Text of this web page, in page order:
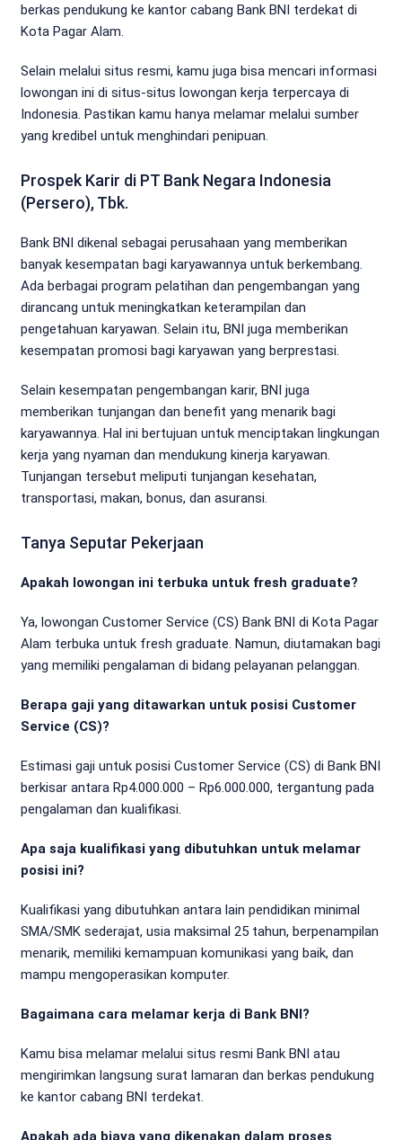
berkas pendukung ke kantor cabang Bank BNI terdekat di
Kota Pagar Alam.
Selain melalui situs resmi, kamu juga bisa mencari informasi
lowongan ini di situs-situs lowongan kerja terpercaya di
Indonesia. Pastikan kamu hanya melamar melalui sumber
yang kredibel untuk menghindari penipuan.
Prospek Karir di PT Bank Negara Indonesia
(Persero), Tbk.
Bank BNI dikenal sebagai perusahaan yang memberikan
banyak kesempatan bagi karyawannya untuk berkembang.
Ada berbagai program pelatihan dan pengembangan yang
dirancang untuk meningkatkan keterampilan dan
pengetahuan karyawan. Selain itu, BNI juga memberikan
kesempatan promosi bagi karyawan yang berprestasi.
Selain kesempatan pengembangan karir, BNI juga
memberikan tunjangan dan benefit yang menarik bagi
karyawannya. Hal ini bertujuan untuk menciptakan lingkungan
kerja yang nyaman dan mendukung kinerja karyawan.
Tunjangan tersebut meliputi tunjangan kesehatan,
transportasi, makan, bonus, dan asuransi.
Tanya Seputar Pekerjaan
Apakah lowongan ini terbuka untuk fresh graduate?
Ya, lowongan Customer Service (CS) Bank BNI di Kota Pagar
Alam terbuka untuk fresh graduate. Namun, diutamakan bagi
yang memiliki pengalaman di bidang pelayanan pelanggan.
Berapa gaji yang ditawarkan untuk posisi Customer
Service (CS)?
Estimasi gaji untuk posisi Customer Service (CS) di Bank BNI
berkisar antara Rp4.000.000 – Rp6.000.000, tergantung pada
pengalaman dan kualifikasi.
Apa saja kualifikasi yang dibutuhkan untuk melamar
posisi ini?
Kualifikasi yang dibutuhkan antara lain pendidikan minimal
SMA/SMK sederajat, usia maksimal 25 tahun, berpenampilan
menarik, memiliki kemampuan komunikasi yang baik, dan
mampu mengoperasikan komputer.
Bagaimana cara melamar kerja di Bank BNI?
Kamu bisa melamar melalui situs resmi Bank BNI atau
mengirimkan langsung surat lamaran dan berkas pendukung
ke kantor cabang BNI terdekat.
Apakah ada biaya yang dikenakan dalam proses